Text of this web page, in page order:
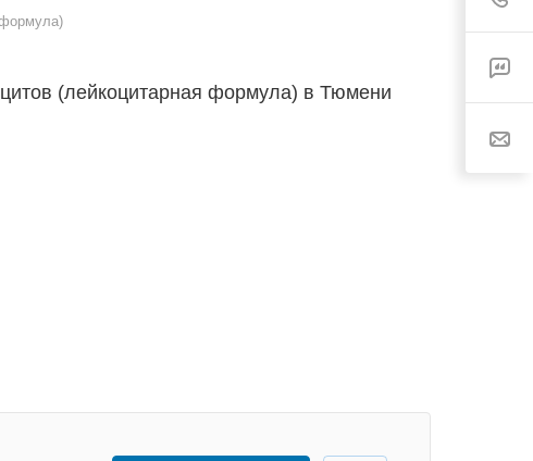
(лейкоцитарная формула) в Тюмени